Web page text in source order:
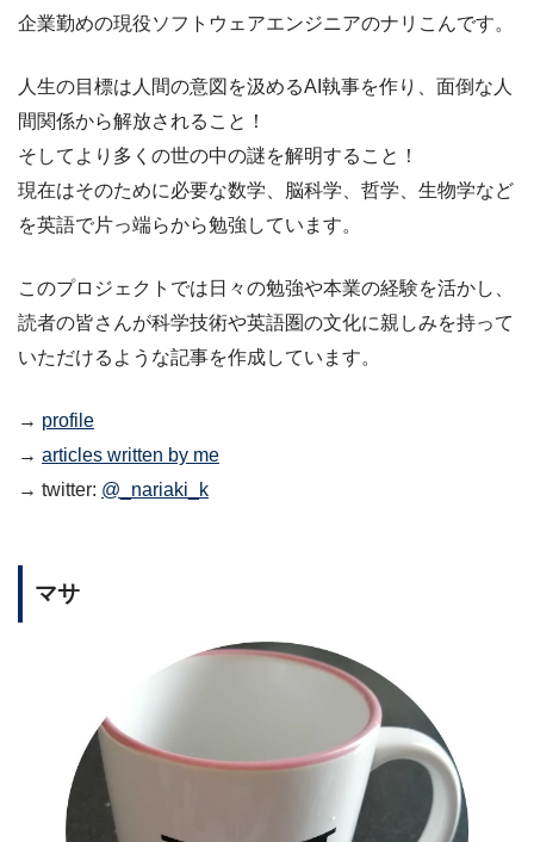
企業勤めの現役ソフトウェアエンジニアのナリこんです。
人生の目標は人間の意図を汲めるAI執事を作り、面倒な人
間関係から解放されること！
そしてより多くの世の中の謎を解明すること！
現在はそのために必要な数学、脳科学、哲学、生物学など
を英語で片っ端らから勉強しています。
このプロジェクトでは日々の勉強や本業の経験を活かし、
読者の皆さんが科学技術や英語圏の文化に親しみを持って
いただけるような記事を作成しています。
→ profile
→ articles written by me
→ twitter: @_nariaki_k
マサ